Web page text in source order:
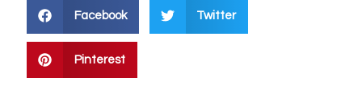
Facebook Twitter
Pinterest